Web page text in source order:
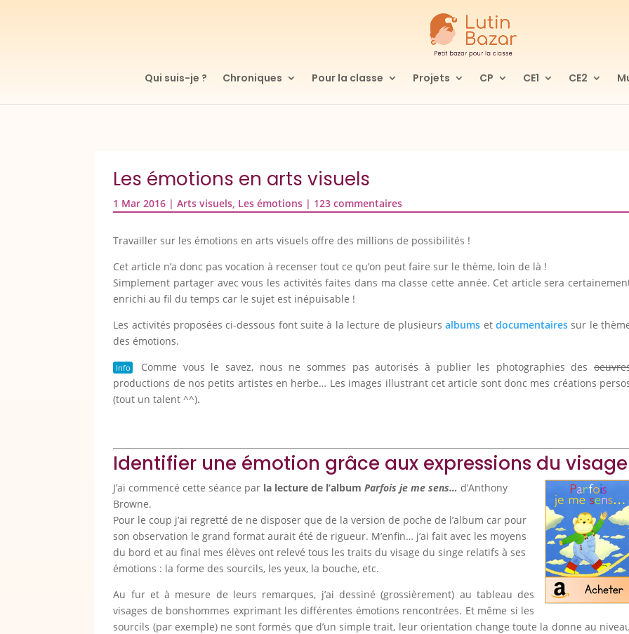
Qui suis-je ? Chroniques Pour la classe Projets CP CE1 CE2
Les émotions en arts visuels
1 Mar 2016 |Arts visuels, Les émotions | 123 commentaires
Travailler sur les émotions en arts visuels offre des millions de possibilités !
Cet article n’a donc pas vocation à recenser tout ce qu’on peut faire sur le thème, loin de là !
Simplement partager avec vous les activités faites dans ma classe cette année. Cet article sera
enrichi au fil du temps car le sujet est inépuisable !
Les activités proposées ci-dessous font suite à la lecture de plusieursalbums etdocumentaires sur le
des émotions.
Info Comme vous le savez, nous ne sommes pas autorisés à publier les photographies des
productions de nos petits artistes en herbe… Les images illustrant cet article sont donc mes créations
(tout un talent ^^).
Identifier une émotion grâce aux expressions du visage
J’ai commencé cette séance par la lecture de l’album Parfois je me sens… d’Anthony
Browne.
Pour le coup j’ai regretté de ne disposer que de la version de poche de l’album car pour
son observation le grand format aurait été de rigueur. M’enfin… j’ai fait avec les moyens
du bord et au final mes élèves ont relevé tous les traits du visage du singe relatifs à ses
émotions : la forme des sourcils, les yeux, la bouche, etc.
Au fur et à mesure de leurs remarques, j’ai dessiné (grossièrement) au tableau des
visages de bonshommes exprimant les différentes émotions rencontrées. Et même si les
sourcils (par exemple) ne sont formés que d’un simple trait, leur orientation change toute la donne au